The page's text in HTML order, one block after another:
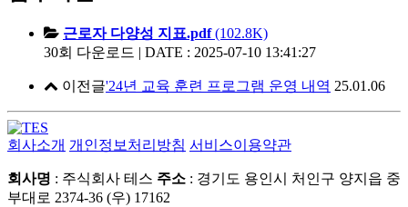
근로자 다양성 지표.pdf(102.8K)
30회 다운로드 | DATE : 2025-07-10 13:41:27
이전글'24년 교육 훈련 프로그램 운영 내역 25.01.06
회사소개 개인정보처리방침 서비스이용약관
회사명 : 주식회사 테스 주소 : 경기도 용인시 처인구 양지읍 중
부대로 2374-36 (우) 17162